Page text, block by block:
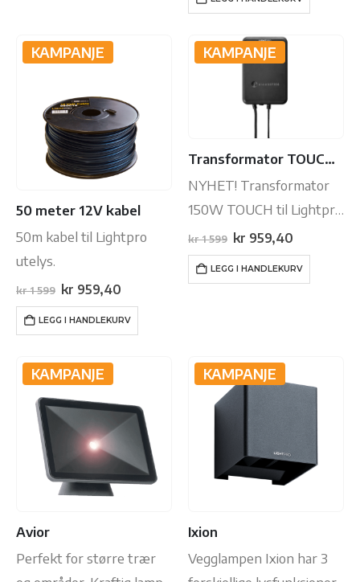
599.
KAMPANJE
50 meter 12V kabel
50m kabel til Lightpro
utelys.
kr1 599 Opprinnelig
kr 1
599.
kr 959,40Nåværende
kr 959,40.
LEGG I HANDLEKURV
KAMPANJE
Transformator TOUCH 150W
NYHET! Transformator
150W TOUCH til Lightpro
utelys. Sensor og timer er
innebygget i
transformatoren.
kr1 599 Opprinnelig
kr 1
599.
kr 959,40
kr 959,40.
LEGG I HANDLEKURV
KAMPANJE
Avior
Perfekt for større trær
KAMPANJE
Ixion
Vegglampen Ixion har 3